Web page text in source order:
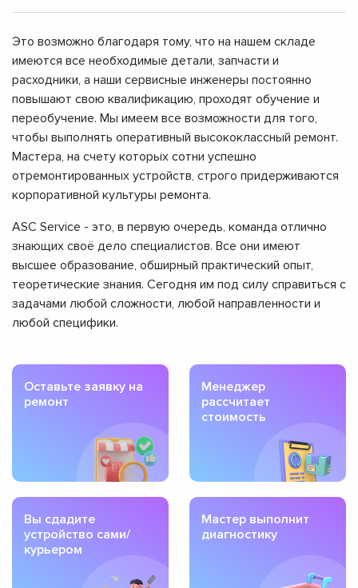
Это возможно благодаря тому, что на нашем складе
имеются все необходимые детали, запчасти и
расходники, а наши сервисные инженеры постоянно
повышают свою квалификацию, проходят обучение и
переобучение. Мы имеем все возможности для того,
чтобы выполнять оперативный высококлассный ремонт.
Мастера, на счету которых сотни успешно
отремонтированных устройств, строго придерживаются
корпоративной культуры ремонта.
ASC Service - это, в первую очередь, команда отлично
знающих своё дело специалистов. Все они имеют
высшее образование, обширный практический опыт,
теоретические знания. Сегодня им под силу справиться с
задачами любой сложности, любой направленности и
любой специфики.
Оставьте заявку на
ремонт
Менеджер
рассчитает
стоимость
Вы сдадите
устройство сами/
курьером
Мастер выполнит
диагностику